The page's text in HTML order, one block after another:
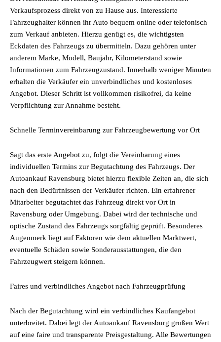
Verkaufsprozess direkt von zu Hause aus. Interessierte
Fahrzeughalter können ihr Auto bequem online oder telefonisch
zum Verkauf anbieten. Hierzu genügt es, die wichtigsten
Eckdaten des Fahrzeugs zu übermitteln. Dazu gehören unter
anderem Marke, Modell, Baujahr, Kilometerstand sowie
Informationen zum Fahrzeugzustand. Innerhalb weniger Minuten
erhalten die Verkäufer ein unverbindliches und kostenloses
Angebot. Dieser Schritt ist vollkommen risikofrei, da keine
Verpflichtung zur Annahme besteht.
Schnelle Terminvereinbarung zur Fahrzeugbewertung vor Ort
Sagt das erste Angebot zu, folgt die Vereinbarung eines
individuellen Termins zur Begutachtung des Fahrzeugs. Der
Autoankauf Ravensburg bietet hierzu flexible Zeiten an, die sich
nach den Bedürfnissen der Verkäufer richten. Ein erfahrener
Mitarbeiter begutachtet das Fahrzeug direkt vor Ort in
Ravensburg oder Umgebung. Dabei wird der technische und
optische Zustand des Fahrzeugs sorgfältig geprüft. Besonderes
Augenmerk liegt auf Faktoren wie dem aktuellen Marktwert,
eventuelle Schäden sowie Sonderausstattungen, die den
Fahrzeugwert steigern können.
Faires und verbindliches Angebot nach Fahrzeugprüfung
Nach der Begutachtung wird ein verbindliches Kaufangebot
unterbreitet. Dabei legt der Autoankauf Ravensburg großen Wert
auf eine faire und transparente Preisgestaltung. Alle Bewertungen